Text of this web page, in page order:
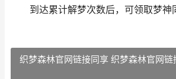
到达累计解梦次数后，可领取梦神
织梦森林官网链接同享 织梦森林官网链